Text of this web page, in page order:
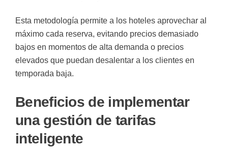
Esta metodología permite a los hoteles aprovechar al
máximo cada reserva, evitando precios demasiado
bajos en momentos de alta demanda o precios
elevados que puedan desalentar a los clientes en
temporada baja.
Beneficios de implementar
una gestión de tarifas
inteligente